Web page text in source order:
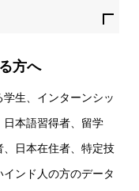
方へ
生、インターンシッ
本語習得者、留学
日本在住者、特定技
ンド人の方のデータ